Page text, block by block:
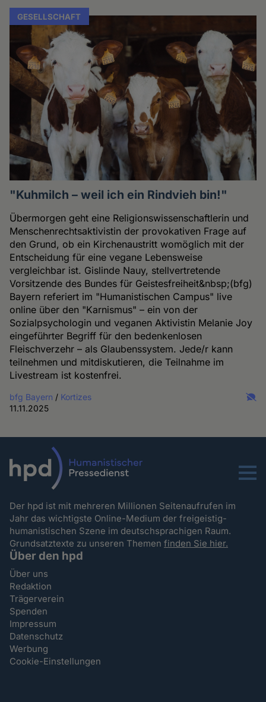
GESELLSCHAFT
"Kuhmilch – weil ich ein Rindvieh bin!"
Übermorgen geht eine Religionswissenschaftlerin und
Menschenrechtsaktivistin der provokativen Frage auf
den Grund, ob ein Kirchenaustritt womöglich mit der
Entscheidung für eine vegane Lebensweise
vergleichbar ist. Gislinde Nauy, stellvertretende
Vorsitzende des Bundes für Geistesfreiheit&nbsp;(bfg)
Bayern referiert im "Humanistischen Campus" live
online über den "Karnismus" – ein von der
Sozialpsychologin und veganen Aktivistin Melanie Joy
eingeführter Begriff für den bedenkenlosen
Fleischverzehr – als Glaubenssystem. Jede/r kann
teilnehmen und mitdiskutieren, die Teilnahme im
Livestream ist kostenfrei.
bfg Bayern / Kortizes
11.11.2025
Menu
Der hpd ist mit mehreren Millionen Seitenaufrufen im
Jahr das wichtigste Online-Medium der freigeistig-
humanistischen Szene im deutschsprachigen Raum.
Grundsatztexte zu unseren Themenfinden Sie hier.
Über den hpd
Über uns
Redaktion
Trägerverein
Spenden
Impressum
Datenschutz
Werbung
Cookie-Einstellungen